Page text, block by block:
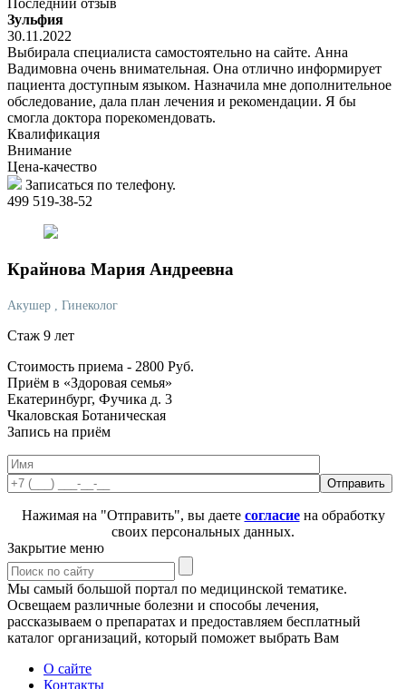
Последний отзыв
Зульфия
30.11.2022
Выбирала специалиста самостоятельно на сайте. Анна
Вадимовна очень внимательная. Она отлично информирует
пациента доступным языком. Назначила мне дополнительное
обследование, дала план лечения и рекомендации. Я бы
смогла доктора порекомендовать.
Квалификация
Внимание
Цена-качество
Записаться по телефону.
499 519-38-52
Крайнова Мария Андреевна
Акушер , Гинеколог
Стаж 9 лет
Стоимость приема - 2800 Руб.
Приём в «Здоровая семья»
Екатеринбург, Фучика д. 3
Чкаловская Ботаническая
Запись на приём
Нажимая на "Отправить", вы даете согласиена обработку
своих персональных данных.
Закрытие меню
Мы самый большой портал по медицинской тематике.
Освещаем различные болезни и способы лечения,
рассказываем о препаратах и предоставляем бесплатный
каталог организаций, который поможет выбрать Вам
О сайте
Контакты